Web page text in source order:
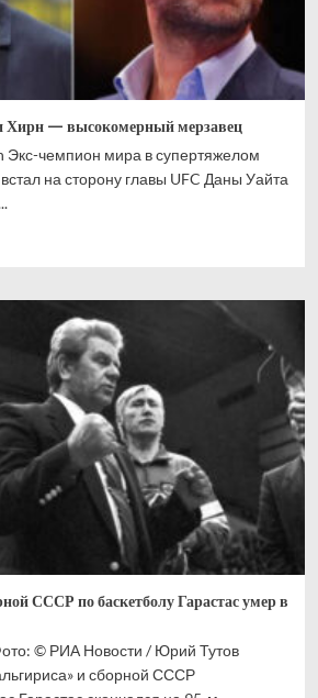
Хирн — высокомерный мерзавец
Экс-чемпион мира в супертяжелом
на сторону главы UFC Даны Уайта
СССР по баскетболу Гарастас умер в
© РИА Новости / Юрий Тутов
и сборной СССР